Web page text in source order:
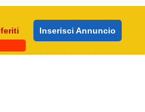
Inserisci Annuncio